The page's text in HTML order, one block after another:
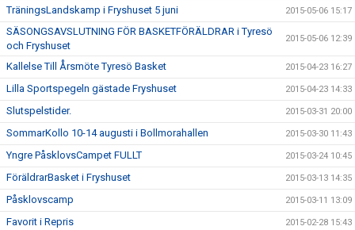
TräningsLandskamp i Fryshuset 5 juni 2015-05-06 15:17
SÄSONGSAVSLUTNING FÖR BASKETFÖRÄLDRAR i Tyresö
och Fryshuset
2015-05-06 12:39
Kallelse Till Årsmöte Tyresö Basket 2015-04-23 16:27
Lilla Sportspegeln gästade Fryshuset 2015-04-23 14:33
Slutspelstider. 2015-03-31 20:00
SommarKollo 10-14 augusti i Bollmorahallen 2015-03-30 11:43
Yngre PåsklovsCampet FULLT 2015-03-24 10:45
FöräldrarBasket i Fryshuset 2015-03-13 14:35
Påsklovscamp 2015-03-11 13:09
Favorit i Repris 2015-02-28 15:43